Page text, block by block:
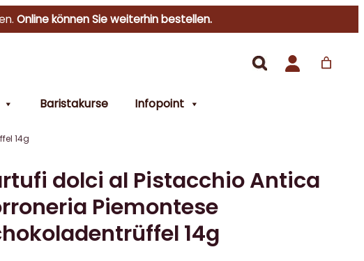
Online können Sie weiterhin bestellen.
Baristakurse Infopoint
14g
dolci al Pistacchio Antica
Piemontese
14g